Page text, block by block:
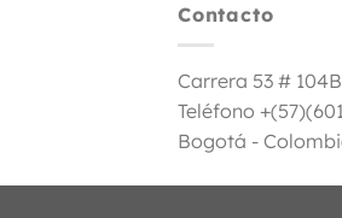
Contacto
Carrera 53 #
Teléfono
Bogotá -